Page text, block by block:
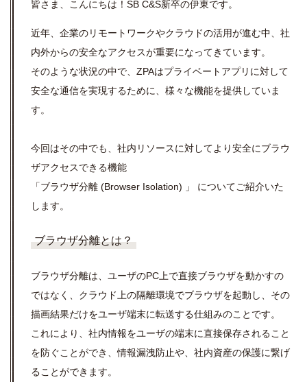
皆さま、こんにちは！SB C&S新卒の伊東です。
近年、企業のリモートワークやクラウドの活用が進む中、社
内外からの安全なアクセスが重要になってきています。
そのような状況の中で、ZPAはプライベートアプリに対して
安全な通信を実現するために、様々な機能を提供していま
す。
今回はその中でも、社内リソースに対してより安全にブラウ
ザアクセスできる機能
「ブラウザ分離 (Browser Isolation) 」 についてご紹介いた
します。
ブラウザ分離とは？
ブラウザ分離は、ユーザのPC上で直接ブラウザを動かすの
ではなく、クラウド上の隔離環境でブラウザを起動し、その
描画結果だけをユーザ端末に転送する仕組みのことです。
これにより、社内情報をユーザの端末に直接保存されること
を防ぐことができ、情報漏洩防止や、社内資産の保護に繋げ
ることができます。